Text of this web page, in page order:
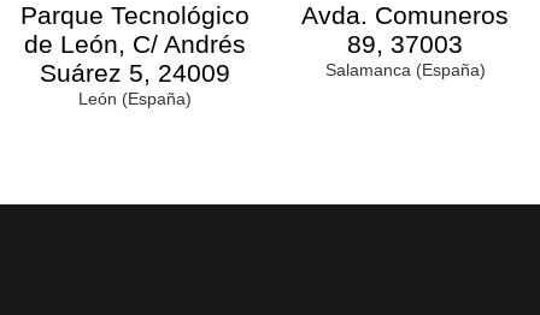
Parque Tecnológico
de León, C/ Andrés
Suárez 5, 24009
León (España)
Avda. Comuneros
89, 37003
Salamanca (España)